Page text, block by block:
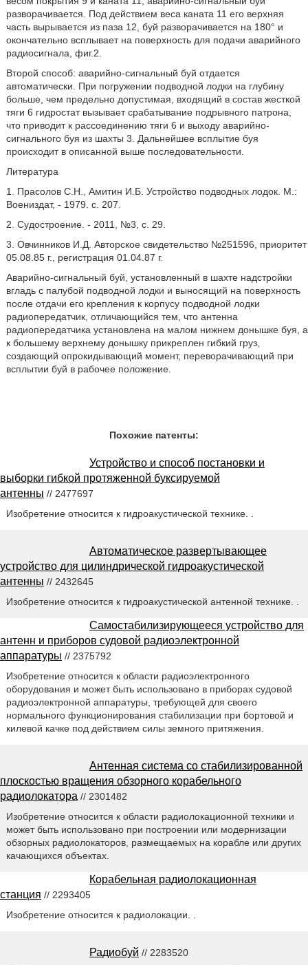
разворачивается. Под действием веса каната 11 его верхняя
часть вырывается из паза 12, буй разворачивается на 180° и
окончательно всплывает на поверхность для подачи аварийного
радиосигнала, фиг.2.
Второй способ: аварийно-сигнальный буй отдается
автоматически. При погружении подводной лодки на глубину
больше, чем предельно допустимая, входящий в состав жесткой
тяги 6 гидростат вызывает срабатывание подрывного патрона,
что приводит к рассоединению тяги 6 и выходу аварийно-
сигнального буя из шахты 3. Дальнейшее всплытие буя
происходит в описанной выше последовательности.
Литература
1. Прасолов С.Н., Амитин И.Б. Устройство подводных лодок. М.:
Воениздат, - 1979. с. 207.
2. Судостроение. - 2011, №3, с. 29.
3. Овчинников И.Д. Авторское свидетельство №251596, приоритет
05.08.85 г., регистрация 01.04.87 г.
Аварийно-сигнальный буй, установленный в шахте надстройки
вгладь с палубой подводной лодки и выносящий на поверхность
после отдачи его крепления к корпусу подводной лодки
радиопередатчик, отличающийся тем, что антенна
радиопередатчика установлена на малом нижнем донышке буя, а
к большему верхнему донышку прикреплен гибкий груз,
создающий опрокидывающий момент, переворачивающий при
всплытии буй в рабочее положение.
Похожие патенты:
Устройство и способ постановки и
выборки гибкой протяженной буксируемой
антенны // 2477697
Изобретение относится к гидроакустической технике. .
Автоматическое развертывающее
устройство для цилиндрической гидроакустической
антенны // 2432645
Изобретение относится к гидроакустической антенной технике. .
Самостабилизирующееся устройство для
антенн и приборов судовой радиоэлектронной
аппаратуры // 2375792
Изобретение относится к области радиоэлектронного
оборудования и может быть использовано в приборах судовой
радиоэлектронной аппаратуры, требующей для своего
нормального функционирования стабилизации при бортовой и
килевой качке под действием силы земного притяжения.
Антенная система со стабилизированной
плоскостью вращения обзорного корабельного
радиолокатора // 2301482
Изобретение относится к области радиолокационной техники и
может быть использовано при построении или модернизации
обзорных радиолокаторов, размещаемых на корабле или других
качающихся объектах.
Корабельная радиолокационная
станция // 2293405
Изобретение относится к радиолокации. .
Радиобуй // 2283520